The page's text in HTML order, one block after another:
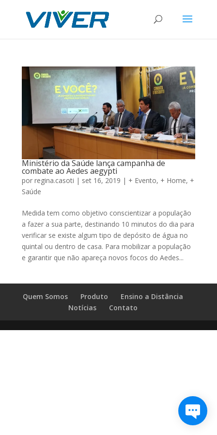
Ministério da Saúde lança campanha de
combate ao Aedes aegypti
por regina.casoti | set 16, 2019 | + Evento, + Home, +
Saúde
Medida tem como objetivo conscientizar a população
a fazer a sua parte, destinando 10 minutos do dia para
verificar se existe algum tipo de depósito de água no
quintal ou dentro de casa. Para mobilizar a população
e garantir que não apareça novos focos do Aedes...
Quem Somos Produto
Ensino a Distância
Notícias
Contato